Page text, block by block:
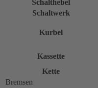
Schalthebel
Schaltwerk
Kurbel
Kassette
Kette
Bremsen